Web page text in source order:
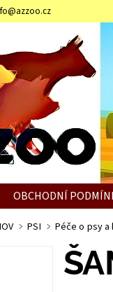
@azzoo.cz
OBCHODNÍ
ZVLÁDNOUT ZIMNÍ
PSI Péče o psy a